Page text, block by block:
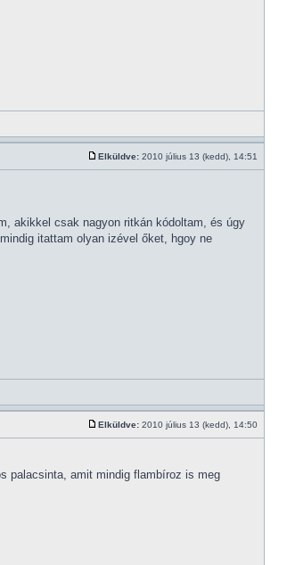
Elküldve: 2010 július 13 (kedd), 14:51
akikkel csak nagyon ritkán kódoltam, és úgy
itattam olyan izével őket, hgoy ne
Elküldve: 2010 július 13 (kedd), 14:50
palacsinta, amit mindig flambíroz is meg